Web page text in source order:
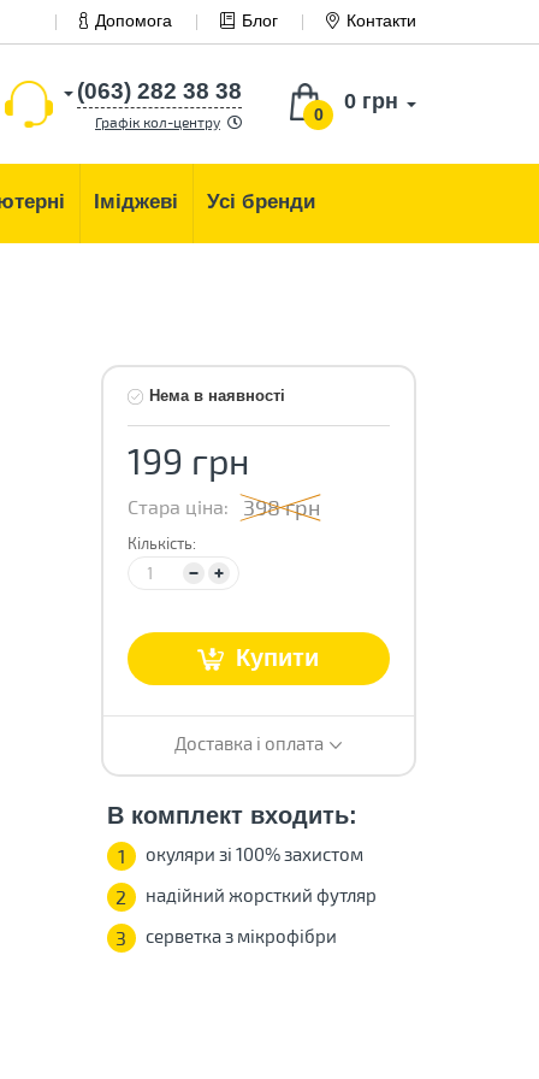
Допомога Блог Контакти
0
0 грн
(063) 282 38 38
Графік кол-центру
Іміджеві Усі бренди
Нема в наявності
199 грн
Стара ціна: 398 грн
Кількість:
Купити
Доставка і оплата
В комплект входить:
1 окуляри зі 100% захистом
2 надійний жорсткий футляр
3 серветка з мікрофібри